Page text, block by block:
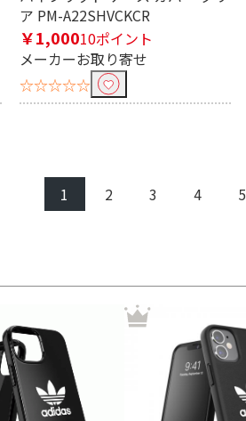
ア PM-A22SHVCKCR
￥1,00010ポイント
メーカーお取り寄せ
☆☆☆☆☆
1 2 3 4 5